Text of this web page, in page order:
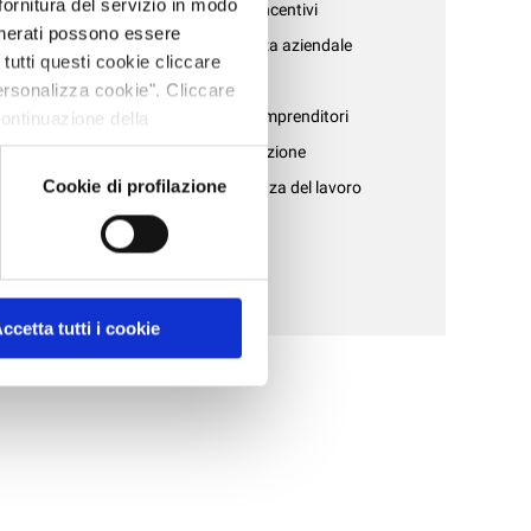
del servizio in modo
possono essere
questi cookie cliccare
cookie". Cliccare
della
per avere maggiori
Cookie di profilazione
tutti i cookie
fino a 96
per la
- Credito, bandi e incentivi
- Fisco e consulenza aziendale
- Formazione
- Gruppo Giovani Imprenditori
- Internazionalizzazione
- Paghe e consulenza del lavoro
- Patronato INAPA
- Ufficio sindacale
- Varie